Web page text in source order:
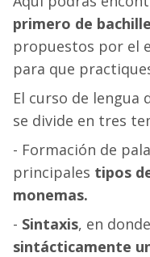
primero de
propuestos por el
para que
El curso de
se divide en tres
- Formación de
principales tipos
monemas.
- Sintaxis, en
sintácticamente